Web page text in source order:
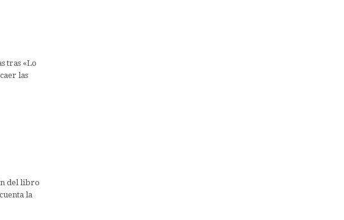
tras «Lo
las
del libro
la